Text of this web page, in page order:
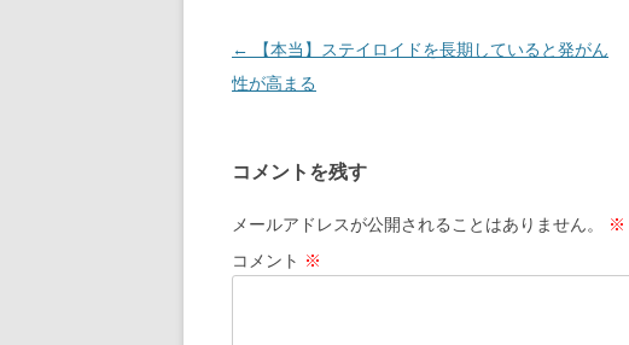
投
稿
ゲ
ー
シ
←
【本当】ステイロイドを長期していると発がん
性が高まる
コメントを残す
メールアドレスが公開されることはありません。 ※
コメント ※